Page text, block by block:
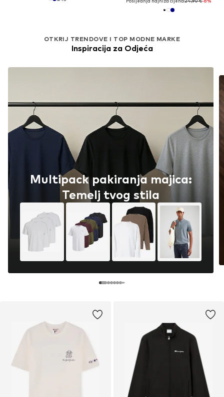
OTKRIJ TRENDOVE I TOP MODNE MARKE
Inspiracija za Odjeća
Multipack pakiranja majica:
Temelj tvog stila